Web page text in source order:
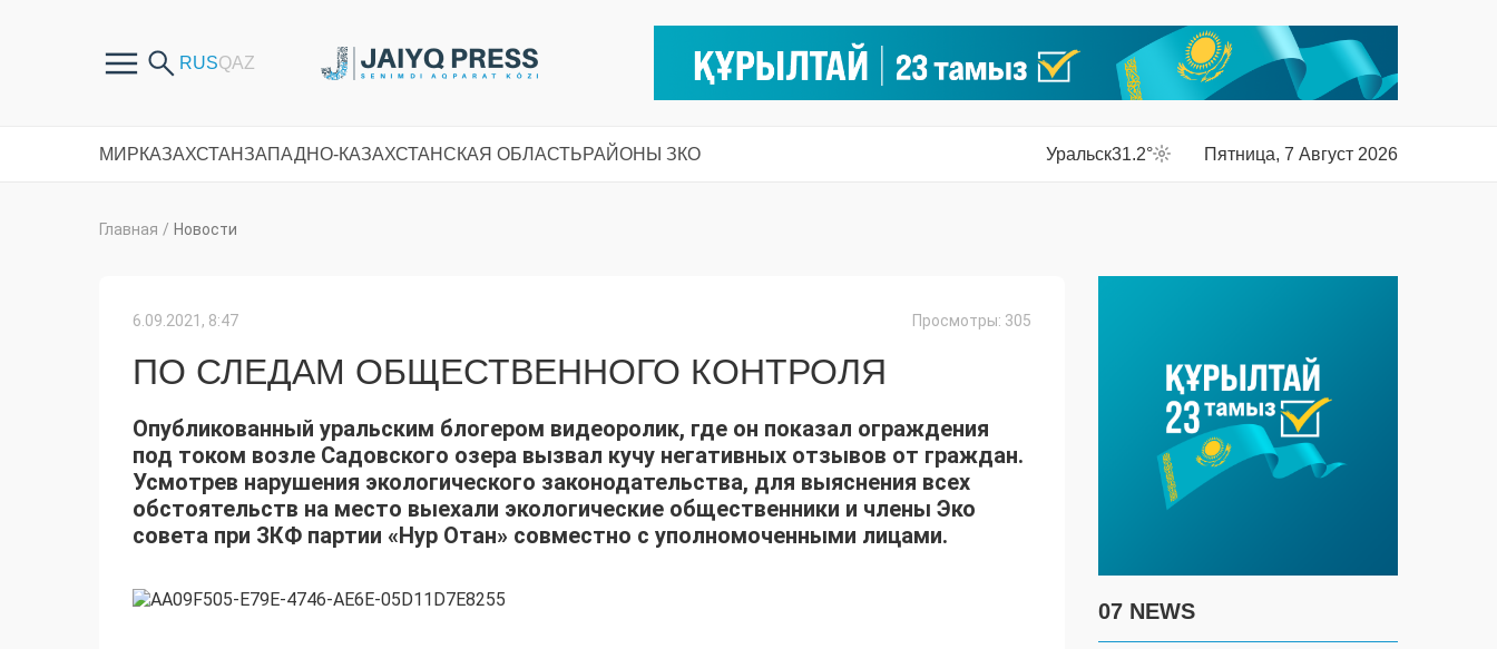
МИРКАЗАХСТАНЗАПАДНО-КАЗАХСТАНСКАЯ ОБЛАСТЬРАЙОНЫ ЗКО Уральск31.2° Пятница, 7 Август 2026
Главная / Новости
6.09.2021, 8:47 Просмотры: 305
ПО СЛЕДАМ ОБЩЕСТВЕННОГО КОНТРОЛЯ
Опубликованный уральским блогером видеоролик, где он показал ограждения
под током возле Садовского озера вызвал кучу негативных отзывов от граждан.
Усмотрев нарушения экологического законодательства, для выяснения всех
обстоятельств на место выехали экологические общественники и члены Эко
совета при ЗКФ партии «Нур Отан» совместно с уполномоченными лицами.
07 NEWS